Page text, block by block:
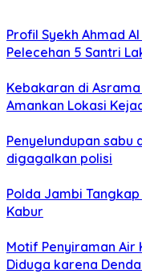
Profil Syekh Ahmad
Pelecehan 5 Santri
Kebakaran di
Amankan Lokasi
Penyelundupan sabu
digagalkan polisi
Polda Jambi Tangkap
Kabur
Motif Penyiraman Air
Diduga karena